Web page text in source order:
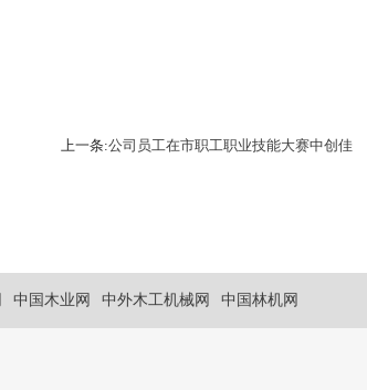
上一条:公司员工在市职工职业技能大赛中创佳
中国木业网 中外木工机械网 中国林机网